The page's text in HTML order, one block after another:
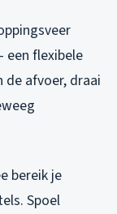
een flexibele
de afvoer, draai
bereik je
Spoel